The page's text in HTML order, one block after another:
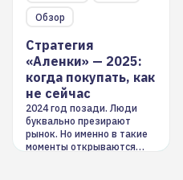
Обзор
Стратегия
«Аленки» — 2025:
когда покупать, как
не сейчас
2024 год позади. Люди
буквально презирают
рынок. Но именно в такие
моменты открываются